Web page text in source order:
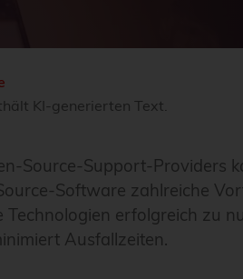
KI-generierten Text.
Source-Support-Providers
Software zahlreiche
Technologien erfolgreich zu
Ausfallzeiten.